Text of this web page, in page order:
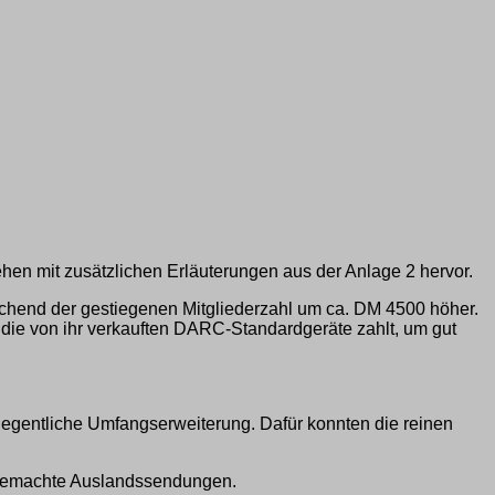
mit zusätzlichen Erläuterungen aus der Anlage 2 hervor.
der gestiegenen Mitgliederzahl um ca. DM 4500 höher.
von ihr verkauften DARC-Standardgeräte zahlt, um gut
Umfangserweiterung. Dafür konnten die reinen
Auslandssendungen.